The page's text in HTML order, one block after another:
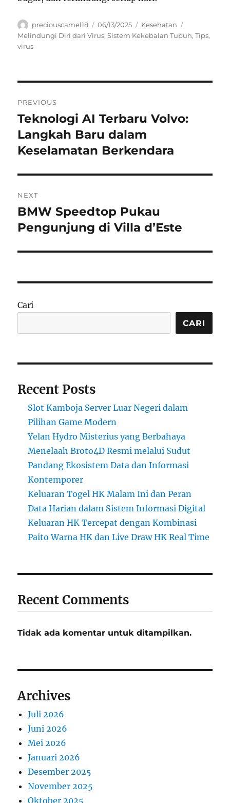
Author
preciouscamel18
Posted
on
06/13/2025 Categories
Kesehatan
Melindungi Diri dari Virus,Sistem Kekebalan Tubuh,Tips,
virus
pos
PREVIOUS
Previous
post:
Teknologi AI Terbaru Volvo:
Langkah Baru dalam
Keselamatan Berkendara
NEXT
Next
post:
BMW Speedtop Pukau
Pengunjung di Villa d’Este
Cari
CARI
Recent Posts
Slot Kamboja Server Luar Negeri dalam
Pilihan Game Modern
Yelan Hydro Misterius yang Berbahaya
Menelaah Broto4D Resmi melalui Sudut
Pandang Ekosistem Data dan Informasi
Kontemporer
Keluaran Togel HK Malam Ini dan Peran
Data Harian dalam Sistem Informasi Digital
Keluaran HK Tercepat dengan Kombinasi
Paito Warna HK dan Live Draw HK Real Time
Recent Comments
Tidak ada komentar untuk ditampilkan.
Archives
Juli 2026
Juni 2026
Mei 2026
Januari 2026
Desember 2025
November 2025
Oktober 2025